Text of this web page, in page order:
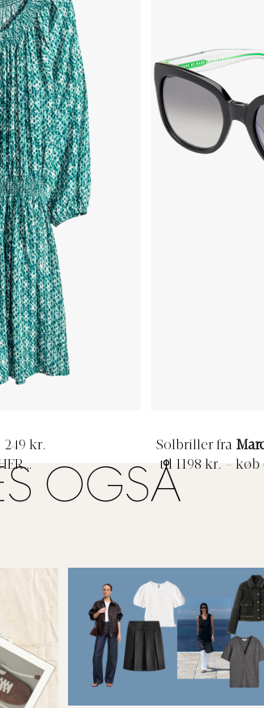
249 kr.
Solbriller fra
til 1198 kr. -
Psst... Få et
OGSÅ